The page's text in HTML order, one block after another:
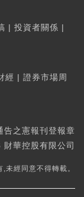
| 投資者關係 |
經 | 證券市場周
告之憲報刊登報章
華控股有限公司
未經同意不得轉載。